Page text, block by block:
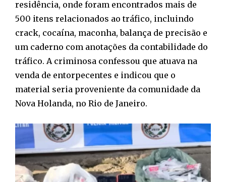
residência, onde foram encontrados mais de
500 itens relacionados ao tráfico, incluindo
crack, cocaína, maconha, balança de precisão e
um caderno com anotações da contabilidade do
tráfico. A criminosa confessou que atuava na
venda de entorpecentes e indicou que o
material seria proveniente da comunidade da
Nova Holanda, no Rio de Janeiro.